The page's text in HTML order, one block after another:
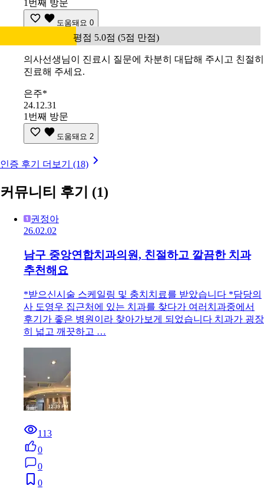
1번째 방문
도움돼요 0
평점 5.0점 (5점 만점)
의사선생님이 진료시 질문에 차분히 대답해 주시고 친절히
진료해 주세요.
은주*
24.12.31
1번째 방문
도움돼요 2
인증 후기 더보기 (18)
커뮤니티 후기 (1)
권정아
26.02.02
남구 중앙연합치과의원, 친절하고 깔끔한 치과
추천해요
*받으신시술 스케일링 및 충치치료를 받았습니다 *담당의
사 도영우 집근처에 있는 치과를 찾다가 여러치과중에서
후기가 좋은 병원이라 찾아가보게 되었습니다 치과가 굉장
히 넓고 깨끗하고 …
113
0
0
0